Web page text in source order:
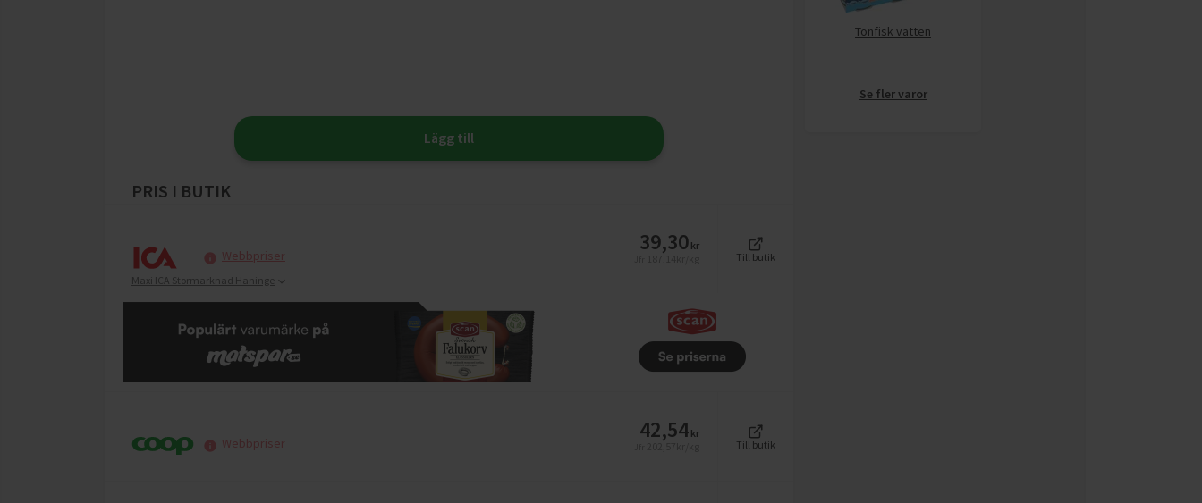
Tonfisk vatten
Se fler varor
Lägg till
PRIS I BUTIK
Webbpriser
39,30 kr
Till butik
Maxi ICA Stormarknad Haninge
Webbpriser
42,54 kr
Till butik